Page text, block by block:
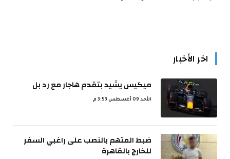
اخر الأخبار
ميكيس يشيد بتقدم هاجار مع رد بل
الأحد 09 أغسطس 3:53 م
ضبط المتهم بالنصب على راغبي السفر
للخارج بالقاهرة